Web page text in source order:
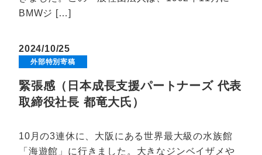
BMWジ […]
2024/10/25
外部特別寄稿
緊張感（日本成長支援パートナーズ 代表
取締役社長 都竜大氏）
10月の3連休に、大阪にある世界最大級の水族館
「海遊館」に行きました。大きなジンベイザメや